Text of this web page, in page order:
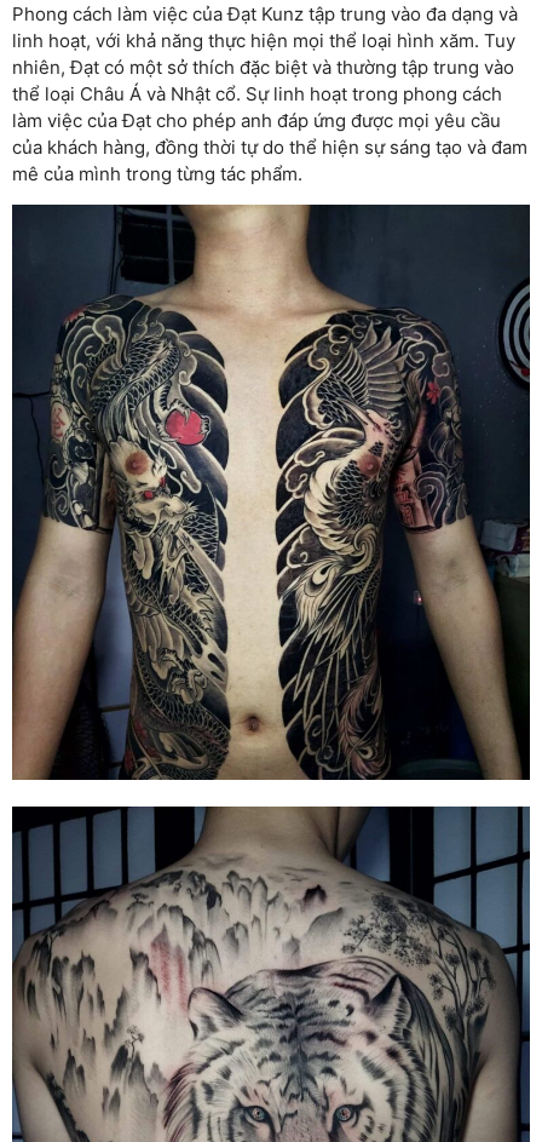
Phong cách làm việc của Đạt Kunz tập trung vào đa dạng và
linh hoạt, với khả năng thực hiện mọi thể loại hình xăm. Tuy
nhiên, Đạt có một sở thích đặc biệt và thường tập trung vào
thể loại Châu Á và Nhật cổ. Sự linh hoạt trong phong cách
làm việc của Đạt cho phép anh đáp ứng được mọi yêu cầu
của khách hàng, đồng thời tự do thể hiện sự sáng tạo và đam
mê của mình trong từng tác phẩm.